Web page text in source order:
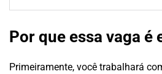
Por que essa vaga é
Primeiramente, você trabalhará